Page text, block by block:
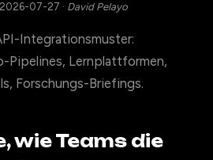
2026-07-27 · David Pelayo
Integrationsmuster:
Pipelines, Lernplattformen,
Forschungs-Briefings.
wie Teams die